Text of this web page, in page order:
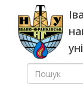
основного
вмісту
ПОШУК